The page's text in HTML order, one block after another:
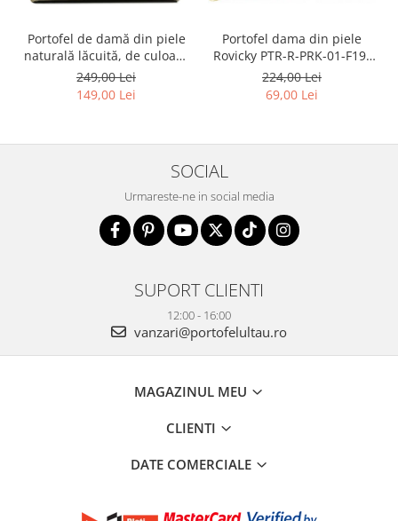
Portofel de damă din piele
naturală lăcuită, de culoare
bej, cu închidere cu capsă -
Peterson
249,00 Lei
149,00 Lei
Portofel dama din piele
Rovicky PTR-R-PRK-01-F19-
2757 BE
224,00 Lei
69,00 Lei
SOCIAL
Urmareste-ne in social media
SUPORT CLIENTI
12:00 - 16:00
vanzari@portofelultau.ro
MAGAZINUL MEU
CLIENTI
DATE COMERCIALE